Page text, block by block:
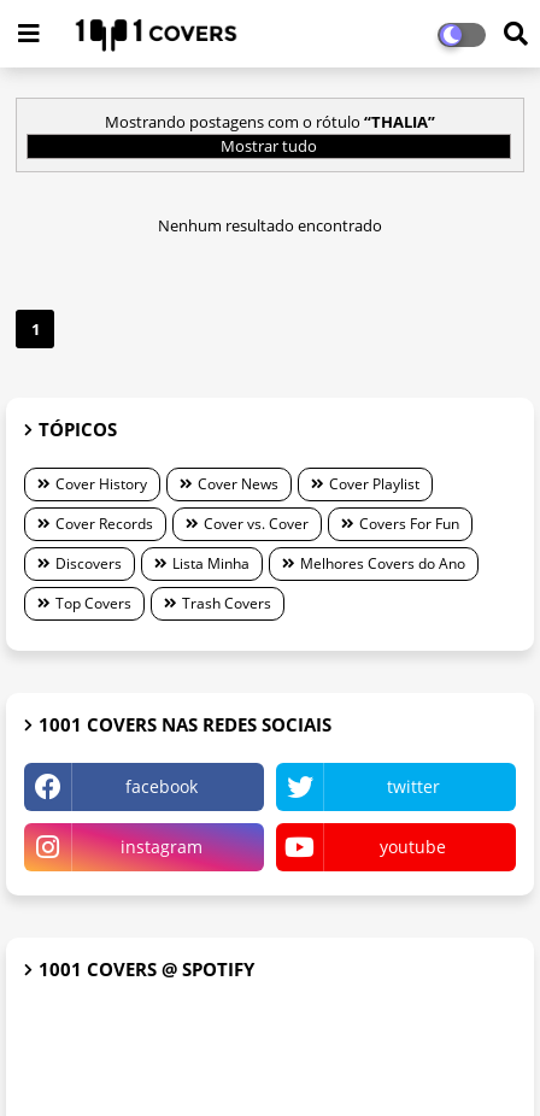
Mostrando postagens com o rótulo THALIA
Mostrar tudo
Nenhum resultado encontrado
1
TÓPICOS
Cover History Cover News
Cover Playlist
Cover Records
Cover vs. Cover
Covers For Fun
Discovers
Lista Minha
Melhores Covers do Ano
Top Covers
Trash Covers
1001 COVERS NAS REDES SOCIAIS
facebook twitter
instagram youtube
1001 COVERS @ SPOTIFY